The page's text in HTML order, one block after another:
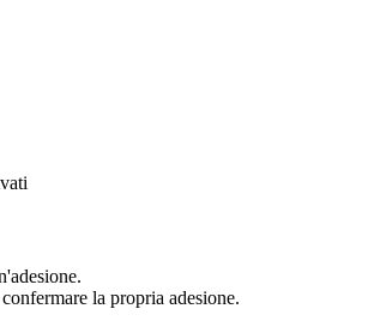
la propria adesione.